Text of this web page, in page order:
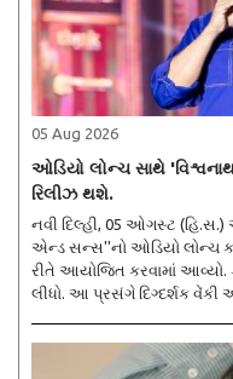
05 Aug 2026
ઓડિયો લોન્ચ સાથે
રિલીઝ થશે.
નવી દિલ્હી, 05 ઓગસ્ટ (હિ.સ.)
એન્ડ સન્સ''નો ઓડિયો લોન્ચ
રીતે આયોજિત કરવામાં આવ્યો.
લીધો. આ પ્રસંગે દિગ્દર્શક વેંકી